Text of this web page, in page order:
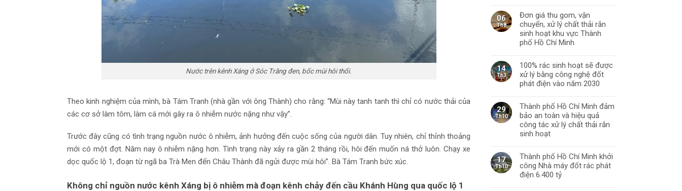
Nước trên kênh Xáng ở Sóc Trăng đen, bốc mùi hôi thối.
Theo kinh nghiệm của mình, bà Tám Tranh (nhà gần với ông Thành) cho rằng: “Mùi này tanh tanh thì chỉ có nước thải của
các cơ sở làm tôm, làm cá mới gây ra ô nhiễm nước nặng như vậy”.
Trước đây cũng có tình trạng nguồn nước ô nhiễm, ảnh hưởng đến cuộc sống của người dân. Tuy nhiên, chỉ thỉnh thoảng
mới có một đợt. Năm nay ô nhiễm nặng hơn. Tình trạng này xảy ra gần 2 tháng rồi, hôi đến muốn ná thở luôn. Chạy xe
dọc quốc lộ 1, đoạn từ ngã ba Trà Men đến Châu Thành đã ngửi được mùi hôi”. Bà Tám Tranh bức xúc.
Không chỉ nguồn nước kênh Xáng bị ô nhiễm mà đoạn kênh chảy đến cầu Khánh Hùng qua quốc lộ 1
06
Th8
Đơn giá thu gom, vận
chuyển, xử lý chất thải rắn
sinh hoạt khu vực Thành
phố Hồ Chí Minh
14
Th3
100% rác sinh hoạt sẽ được
xử lý bằng công nghệ đốt
phát điện vào năm 2030
29
Th10
Thành phố Hồ Chí Minh đảm
bảo an toàn và hiệu quả
công tác xử lý chất thải rắn
sinh hoạt
17
Th10
Thành phố Hồ Chí Minh khởi
công Nhà máy đốt rác phát
điện 6.400 tỷ